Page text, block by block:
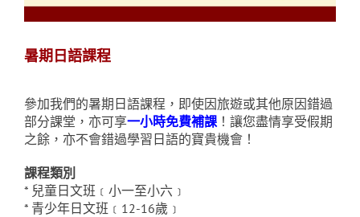
暑期日語課程
參加我們的暑期日語課程，即使因旅遊或其他原因錯過
部分課堂，亦可享一小時免費補課！讓您盡情享受假期
之餘，亦不會錯過學習日語的寶貴機會！
課程類別
* 兒童日文班﹝小一至小六﹞
* 青少年日文班﹝12-16歲﹞